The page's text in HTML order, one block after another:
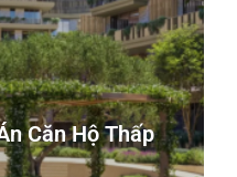
Căn Hộ Thấp